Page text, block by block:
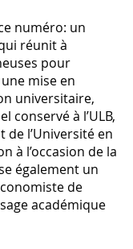
numéro: un
réunit à
pour
mise en
universitaire,
conservé à l’ULB,
de l’Université en
à l’occasion de la
également un
de
académique